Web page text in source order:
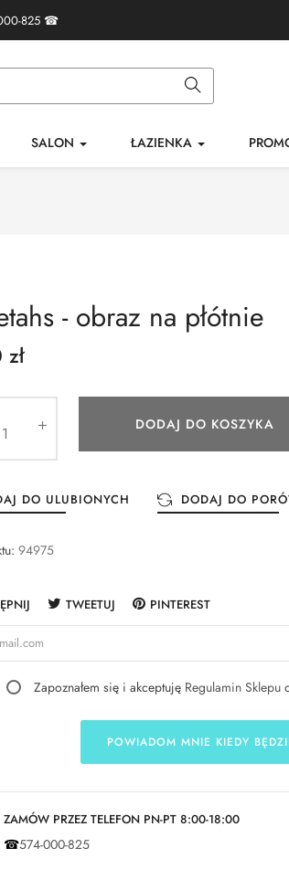
825 ☎
SALON ŁAZIENKA
- obraz na płótnie
DODAJ DO KOSZYKA
DO ULUBIONYCH DODAJ DO
94975
TWEETUJ PINTEREST
Zapoznałem się i akceptuję Regulamin Sklepu
POWIADOM MNIE KIEDY
ZAMÓW PRZEZ TELEFON PN-PT 8:00-18:00
☎574-000-825